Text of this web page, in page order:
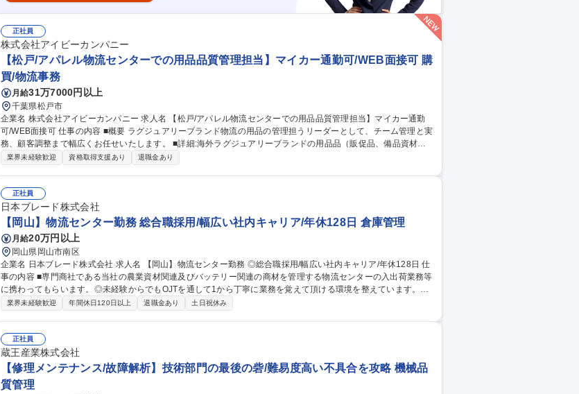
正社員
株式会社アイビーカンパニー
【松戸/アパレル物流センターでの用品品質管理担当】マイカー通勤可/WEB面接可 購
買/物流事務
月給31万7000円以上
千葉県松戸市
企業名 株式会社アイビーカンパニー 求人名 【松戸/アパレル物流センターでの用品品質管理担当】マイカー通勤
可/WEB面接可 仕事の内容 ■概要 ラグジュアリーブランド物流の用品の管理担うリーダーとして、チーム管理と実
務、顧客調整まで幅広くお任せいたします。 ■詳細:海外ラグジュアリーブランドの用品品（販促品、備品資材、
店舗什器）の入出荷在庫管理などの責任者として、裁量を持って活躍できます。 ■チームは約5名！現場の管理か
品品質管理担当】マイカー通勤可/WEB面接可
業界未経験歓迎 資格取得支援あり 退職金あり
正社員
日本ブレード株式会社
【岡山】物流センター勤務 総合職採用/幅広い社内キャリア/年休128日 倉庫管理
月給20万円以上
岡山県岡山市南区
企業名 日本ブレード株式会社 求人名 【岡山】物流センター勤務 ◎総合職採用/幅広い社内キャリア/年休128日 仕
事の内容 ■専門商社である当社の農業資材関連及びバッテリー関連の商材を管理する物流センターの入出荷業務等
に携わってもらいます。◎未経験からでもOJTを通して1から丁寧に業務を覚えて頂ける環境を整えています。
【業務】《1》入荷、欠品確認、出荷業務《2》梱包作業《3》事務作業（受注受付対応 等） ※フォークリフトを
【岡山】物流センター勤務 ◎総合職採用/幅広い社内キャリア/年休128日
業界未経験歓迎 年間休日120日以上 退職金あり 土日祝休み
正社員
蔵王産業株式会社
【修理メンテナンス/故障解析】技術部門の最後の砦/難易度高い不具合を攻略 機械品
質管理